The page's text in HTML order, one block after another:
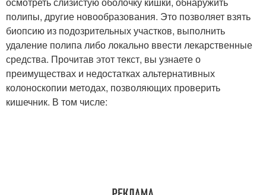
полипы, другие новообразования. Это позволяет взять
биопсию из подозрительных участков, выполнить
удаление полипа либо локально ввести лекарственные
средства. Прочитав этот текст, вы узнаете о
преимуществах и недостатках альтернативных
колоноскопии методах, позволяющих проверить
кишечник. В том числе: